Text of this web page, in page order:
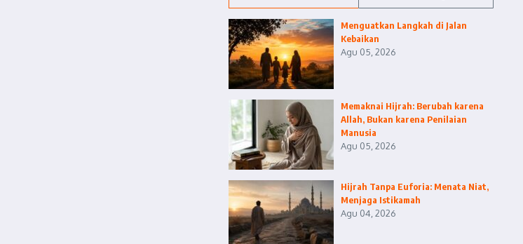
Menguatkan Langkah di Jalan
Kebaikan
Agu 05, 2026
Memaknai Hijrah: Berubah karena
Allah, Bukan karena Penilaian
Manusia
Agu 05, 2026
Hijrah Tanpa Euforia: Menata Niat,
Menjaga Istikamah
Agu 04, 2026